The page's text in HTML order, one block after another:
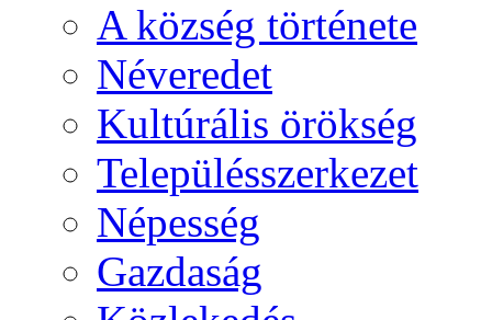
A község története
Néveredet
Kultúrális örökség
Településszerkezet
Népesség
Gazdaság